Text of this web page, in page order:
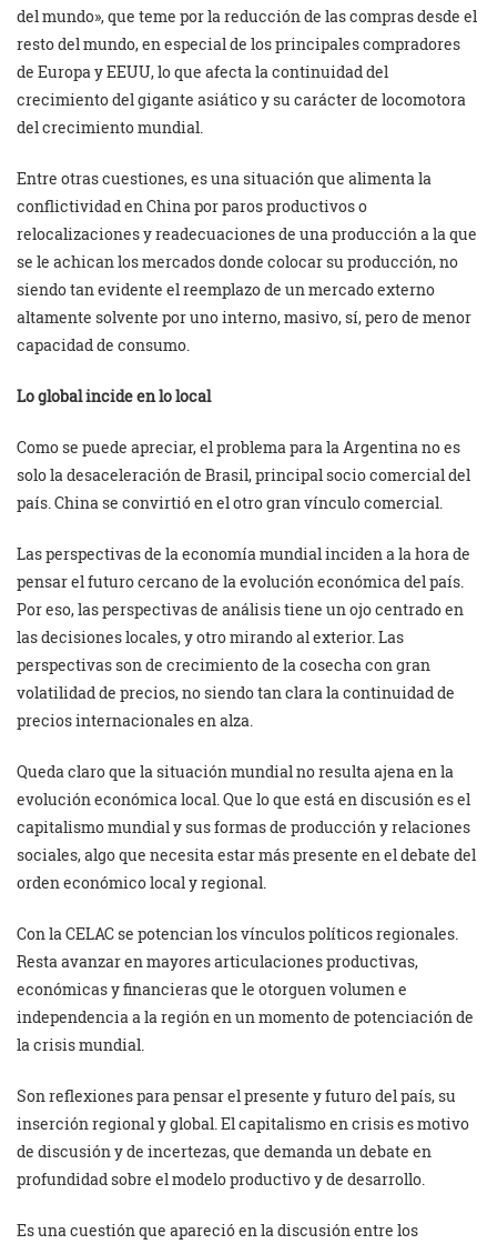
del mundo», que teme por la reducción de las compras desde el
resto del mundo, en especial de los principales compradores
de Europa y EEUU, lo que afecta la continuidad del
crecimiento del gigante asiático y su carácter de locomotora
del crecimiento mundial.
Entre otras cuestiones, es una situación que alimenta la
conflictividad en China por paros productivos o
relocalizaciones y readecuaciones de una producción a la que
se le achican los mercados donde colocar su producción, no
siendo tan evidente el reemplazo de un mercado externo
altamente solvente por uno interno, masivo, sí, pero de menor
capacidad de consumo.
Lo global incide en lo local
Como se puede apreciar, el problema para la Argentina no es
solo la desaceleración de Brasil, principal socio comercial del
país. China se convirtió en el otro gran vínculo comercial.
Las perspectivas de la economía mundial inciden a la hora de
pensar el futuro cercano de la evolución económica del país.
Por eso, las perspectivas de análisis tiene un ojo centrado en
las decisiones locales, y otro mirando al exterior. Las
perspectivas son de crecimiento de la cosecha con gran
volatilidad de precios, no siendo tan clara la continuidad de
precios internacionales en alza.
Queda claro que la situación mundial no resulta ajena en la
evolución económica local. Que lo que está en discusión es el
capitalismo mundial y sus formas de producción y relaciones
sociales, algo que necesita estar más presente en el debate del
orden económico local y regional.
Con la CELAC se potencian los vínculos políticos regionales.
Resta avanzar en mayores articulaciones productivas,
económicas y financieras que le otorguen volumen e
independencia a la región en un momento de potenciación de
la crisis mundial.
Son reflexiones para pensar el presente y futuro del país, su
inserción regional y global. El capitalismo en crisis es motivo
de discusión y de incertezas, que demanda un debate en
profundidad sobre el modelo productivo y de desarrollo.
Es una cuestión que apareció en la discusión entre los